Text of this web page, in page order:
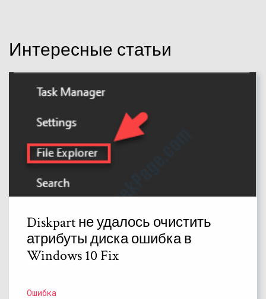
Интересные статьи
Diskpart не удалось очистить
атрибуты диска ошибка в
Windows 10 Fix
Ошибка